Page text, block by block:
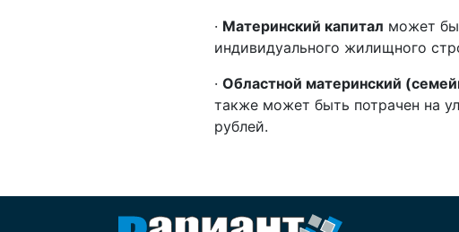
· Материнский капитал может
индивидуального жилищного
· Областной материнский
также может быть потрачен на
рублей.